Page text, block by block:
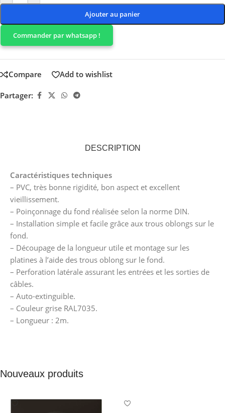
Ajouter au panier
Commander par whatsapp !
Compare Add to wishlist
Partager:
DESCRIPTION
Caractéristiques techniques
– PVC, très bonne rigidité, bon aspect et excellent
vieillissement.
– Poinçonnage du fond réalisée selon la norme DIN.
– Installation simple et facile grâce aux trous oblongs sur le
fond.
– Découpage de la longueur utile et montage sur les
platines à l’aide des trous oblong sur le fond.
– Perforation latérale assurant les entrées et les sorties de
câbles.
– Auto-extinguible.
– Couleur grise RAL7035.
– Longueur : 2m.
Nouveaux produits